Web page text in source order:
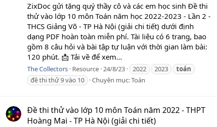
ZixDoc gửi tặng quý thầy cô và các em học sinh Đề thi
thử vào lớp 10 môn Toán năm học 2022-2023 - Lần 2 -
THCS Giảng Võ - TP Hà Nội (giải chi tiết) dưới định
dạng PDF hoàn toàn miễn phí. Tài liệu có 6 trang, bao
gồm 8 câu hỏi và bài tập tự luận với thời gian làm bài:
120 phút. 📩 Tải về để xem...
The Collectors Resource 24/8/23 2022 2023
toán
đề thi thử 9 vào 10
Chuyên mục:Toán
Đề thi thử vào lớp 10 môn Toán năm 2022 - THPT
Hoàng Mai - TP Hà Nội (giải chi tiết)